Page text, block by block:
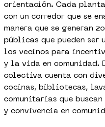
orientación. Cada
con un corredor que se
manera que se generan
públicas que pueden
los vecinos para
y la vida en comunidad.
colectiva cuenta con
cocinas, bibliotecas,
comunitarias que
y convivencia en